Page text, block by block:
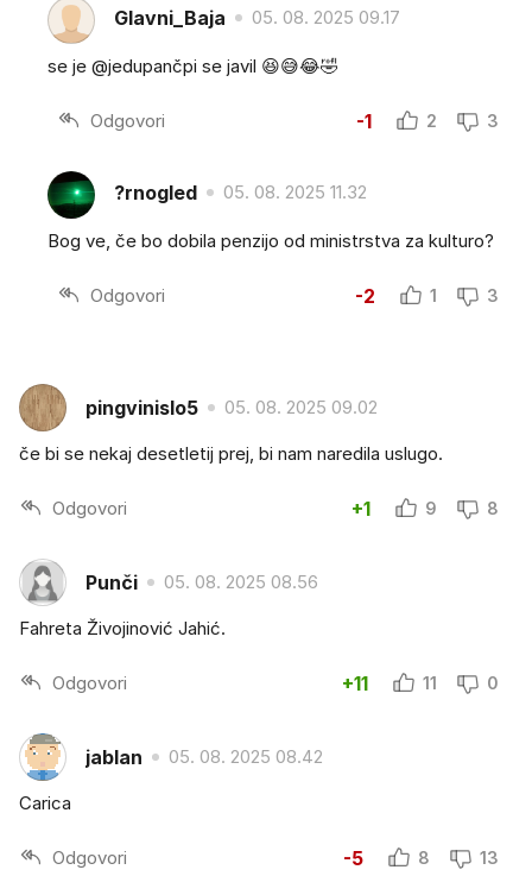
Glavni_Baja 05. 08. 2025 09.17
se je @jedupančpi se javil 😆😅😂🤣
Odgovori -1 2 3
?rnogled 05. 08. 2025 11.32
Bog ve, če bo dobila penzijo od ministrstva za kulturo?
Odgovori -2 1 3
pingvinislo5 05. 08. 2025 09.02
če bi se nekaj desetletij prej, bi nam naredila uslugo.
Odgovori +1 9 8
Punči 05. 08. 2025 08.56
Fahreta Živojinović Jahić.
Odgovori +11 11 0
jablan 05. 08. 2025 08.42
Carica
Odgovori -5 8 13